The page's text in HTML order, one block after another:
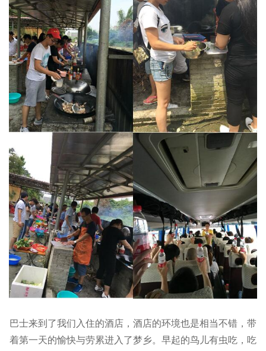
巴士来到了我们入住的酒店，酒店的环境也是相当不错，带
着第一天的愉快与劳累进入了梦乡。早起的鸟儿有虫吃，吃